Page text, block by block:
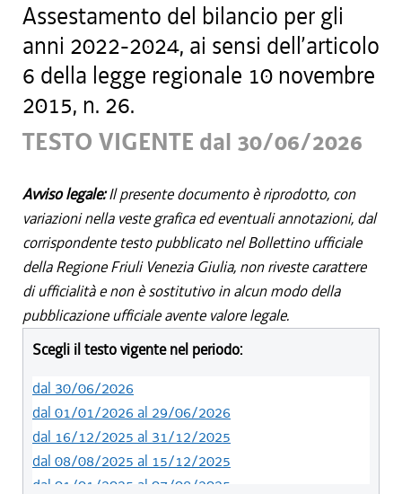
Assestamento del bilancio per gli
anni 2022-2024, ai sensi dell’articolo
6 della legge regionale 10 novembre
2015, n. 26.
TESTO VIGENTE dal 30/06/2026
Avviso legale:Il presente documento è riprodotto, con
variazioni nella veste grafica ed eventuali annotazioni, dal
corrispondente testo pubblicato nel Bollettino ufficiale
della Regione Friuli Venezia Giulia, non riveste carattere
di ufficialità e non è sostitutivo in alcun modo della
pubblicazione ufficiale avente valore legale.
Scegli il testo vigente nel periodo:
dal 30/06/2026
dal 01/01/2026 al 29/06/2026
dal 16/12/2025 al 31/12/2025
dal 08/08/2025 al 15/12/2025
dal 01/01/2025 al 07/08/2025